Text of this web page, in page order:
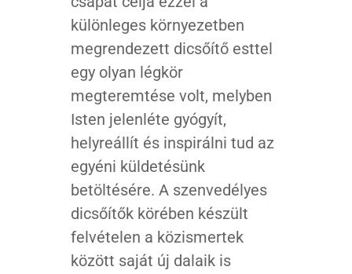
különleges környezetben
megrendezett dicsőítő esttel
egy olyan légkör
megteremtése volt, melyben
Isten jelenléte gyógyít,
helyreállít és inspirálni tud az
egyéni küldetésünk
betöltésére. A szenvedélyes
dicsőítők körében készült
felvételen a közismertek
között saját új dalaik is